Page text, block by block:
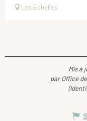
Les Échelles
Mis à
par Office